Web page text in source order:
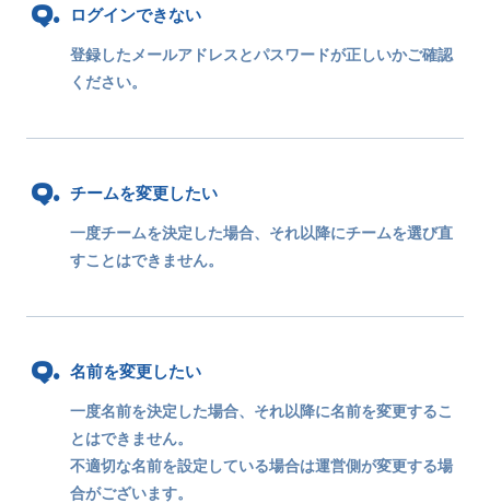
ログインできない
登録したメールアドレスとパスワードが正しいかご確認
ください。
チームを変更したい
一度チームを決定した場合、それ以降にチームを選び直
すことはできません。
名前を変更したい
一度名前を決定した場合、それ以降に名前を変更するこ
とはできません。
不適切な名前を設定している場合は運営側が変更する場
合がございます。